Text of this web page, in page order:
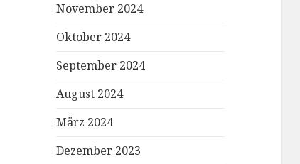
November 2024
Oktober 2024
September 2024
August 2024
März 2024
Dezember 2023